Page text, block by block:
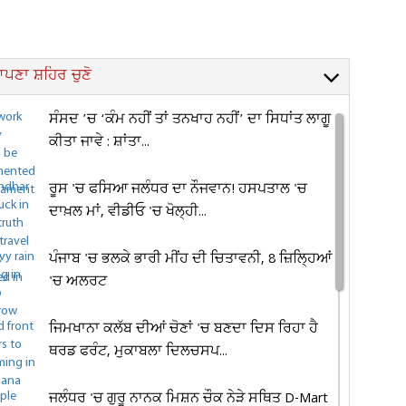
ਸ਼ਹਿਰ ਚੁਣੋ
ਸੰਸਦ ’ਚ ‘ਕੰਮ ਨਹੀਂ ਤਾਂ ਤਨਖਾਹ ਨਹੀਂ’ ਦਾ ਸਿਧਾਂਤ ਲਾਗੂ
ਕੀਤਾ ਜਾਵੇ : ਸ਼ਾਂਤਾ...
ਰੂਸ 'ਚ ਫਸਿਆ ਜਲੰਧਰ ਦਾ ਨੌਜਵਾਨ! ਹਸਪਤਾਲ 'ਚ
ਦਾਖ਼ਲ ਮਾਂ, ਵੀਡੀਓ 'ਚ ਖੋਲ੍ਹੀ...
ਪੰਜਾਬ 'ਚ ਭਲਕੇ ਭਾਰੀ ਮੀਂਹ ਦੀ ਚਿਤਾਵਨੀ, 8 ਜ਼ਿਲ੍ਹਿਆਂ
'ਚ ਅਲਰਟ
ਜਿਮਖਾਨਾ ਕਲੱਬ ਦੀਆਂ ਚੋਣਾਂ 'ਚ ਬਣਦਾ ਦਿਸ ਰਿਹਾ ਹੈ
ਥਰਡ ਫਰੰਟ, ਮੁਕਾਬਲਾ ਦਿਲਚਸਪ...
ਜਲੰਧਰ 'ਚ ਗੁਰੂ ਨਾਨਕ ਮਿਸ਼ਨ ਚੌਕ ਨੇੜੇ ਸਥਿਤ D-Mart